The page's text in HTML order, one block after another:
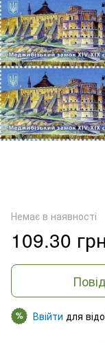
Немає в наявності
109.30 грн
% Ввійти для